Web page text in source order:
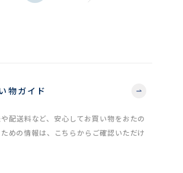
物ガイド
配送料など、安心してお買い物をおたの
めの情報は、こちらからご確認いただけ